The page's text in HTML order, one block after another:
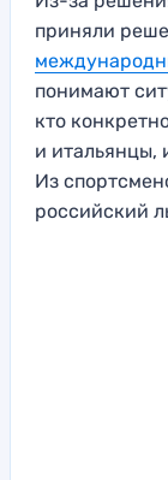
приняли
понимают
кто
и итальянцы,
Из
российский